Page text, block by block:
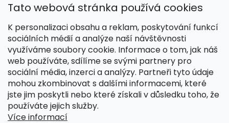
Tato webová stránka používá cookies
K personalizaci obsahu a reklam, poskytování funkcí
sociálních médií a analýze naší návštěvnosti
využíváme soubory cookie. Informace o tom, jak náš
web používáte, sdílíme se svými partnery pro
sociální média, inzerci a analýzy. Partneři tyto údaje
mohou zkombinovat s dalšími informacemi, které
jste jim poskytli nebo které získali v důsledku toho, že
používáte jejich služby.
Více informací
Naše smečka: Silver Needles (Chovatelská stanice)